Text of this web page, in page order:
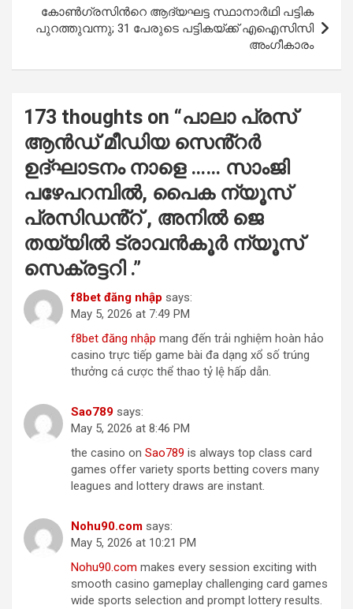
കോ​ൺ​ഗ്ര​സി​ന്‍റെ ആ​ദ്യ​ഘ​ട്ട സ്ഥാ​നാ​ർ​ഥി പ​ട്ടി​ക
പു​റ​ത്തു​വ​ന്നു; 31 പേ​രു​ടെ പ​ട്ടി​ക​യ്ക്ക് എ​ഐ​സി​സി
അം​ഗീ​കാ​രം
173 thoughts on “പാലാ പ്രസ്
ആൻഡ് മീഡിയ സെൻ്റർ
ഉദ്ഘാടനം നാളെ …… സാംജി
പഴേപറമ്പിൽ, പൈക ന്യൂസ്
പ്രസിഡൻ്റ് , അനിൽ ജെ
തയ്യിൽ ട്രാവൻകൂർ ന്യൂസ്
സെക്രട്ടറി .”
f​8​be​t đăng​ nh​ậ​p says:
May 5, 2026 at 7:49 PM
f8b​e​t​ đă​n​g​ ​nhậ​p mang đến trải nghiệm hoàn hảo
casino trực tiếp game bài đa dạng xổ số trúng
thưởng cá cược thể thao tỷ lệ hấp dẫn.
Sa​o​7​8​9 says:
May 5, 2026 at 8:46 PM
the casino on S​ao​78​9 is always top class card
games offer variety sports betting covers many
leagues and lottery draws are instant.
N​o​hu​90​.​c​om says:
May 5, 2026 at 10:21 PM
No​h​u​90.​c​om makes every session exciting with
smooth casino gameplay challenging card games
wide sports selection and prompt lottery results.